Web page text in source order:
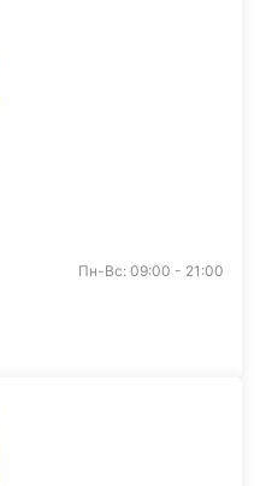
Пн-Вс: 09:00 - 21:00